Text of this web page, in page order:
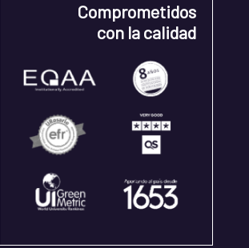
Comprometidos
con la calidad